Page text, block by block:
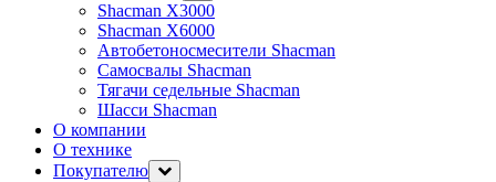
Shacman X3000
Shacman X6000
Автобетоносмесители Shacman
Самосвалы Shacman
Тягачи седельные Shacman
Шасси Shacman
О компании
О технике
Покупателю